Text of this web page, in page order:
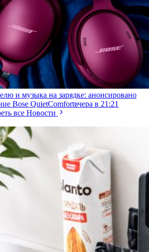
и музыка на зарядке: анонсировано
Bose QuietComfortвчера в 21:21
все Новости